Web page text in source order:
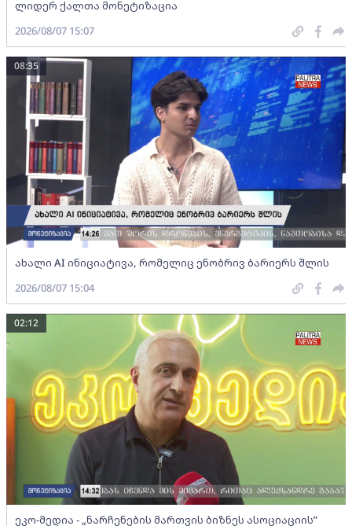
ლიდერ ქალთა მონეტიზაცია
2026/08/07 15:07
ახალი AI ინიციატივა, რომელიც ენობრივ ბარიერს შლის
08:35
2026/08/07 15:04
ეკო-მედია - „ნარჩენების მართვის ბიზნეს ასოციაციის”
02:12